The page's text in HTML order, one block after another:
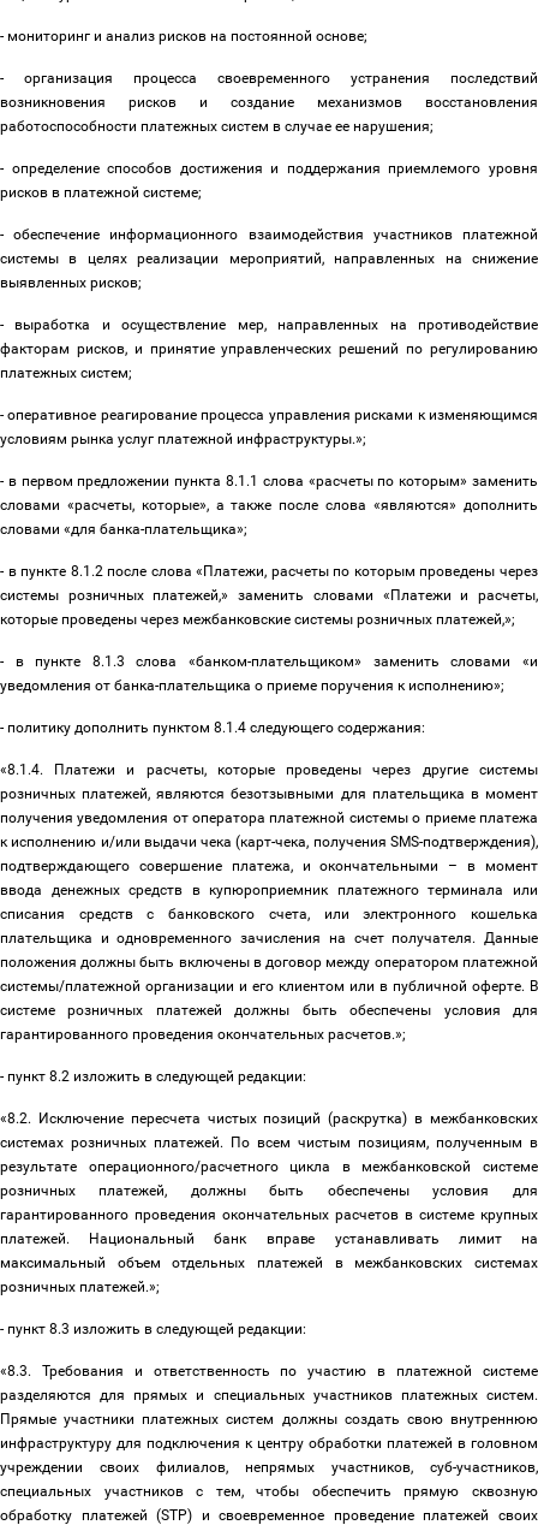
- мониторинг и анализ рисков на постоянной основе;
- организация процесса своевременного устранения последствий
возникновения рисков и создание механизмов восстановления
работоспособности платежных систем в случае ее нарушения;
- определение способов достижения и поддержания приемлемого уровня
рисков в платежной системе;
- обеспечение информационного взаимодействия участников платежной
системы в целях реализации мероприятий, направленных на снижение
выявленных рисков;
- выработка и осуществление мер, направленных на противодействие
факторам рисков, и принятие управленческих решений по регулированию
платежных систем;
- оперативное реагирование процесса управления рисками к изменяющимся
условиям рынка услуг платежной инфраструктуры.»;
- в первом предложении пункта 8.1.1 слова «расчеты по которым» заменить
словами «расчеты, которые», а также после слова «являются» дополнить
словами «для банка-плательщика»;
- в пункте 8.1.2 после слова «Платежи, расчеты по которым проведены через
системы розничных платежей,» заменить словами «Платежи и расчеты,
которые проведены через межбанковские системы розничных платежей,»;
- в пункте 8.1.3 слова «банком-плательщиком» заменить словами «и
уведомления от банка-плательщика о приеме поручения к исполнению»;
- политику дополнить пунктом 8.1.4 следующего содержания:
«8.1.4. Платежи и расчеты, которые проведены через другие системы
розничных платежей, являются безотзывными для плательщика в момент
получения уведомления от оператора платежной системы о приеме платежа
к исполнению и/или выдачи чека (карт-чека, получения SMS-подтверждения),
подтверждающего совершение платежа, и окончательными – в момент
ввода денежных средств в купюроприемник платежного терминала или
списания средств с банковского счета, или электронного кошелька
плательщика и одновременного зачисления на счет получателя. Данные
положения должны быть включены в договор между оператором платежной
системы/платежной организации и его клиентом или в публичной оферте. В
системе розничных платежей должны быть обеспечены условия для
гарантированного проведения окончательных расчетов.»;
- пункт 8.2 изложить в следующей редакции:
«8.2. Исключение пересчета чистых позиций (раскрутка) в межбанковских
системах розничных платежей. По всем чистым позициям, полученным в
результате операционного/расчетного цикла в межбанковской системе
розничных платежей, должны быть обеспечены условия для
гарантированного проведения окончательных расчетов в системе крупных
платежей. Национальный банк вправе устанавливать лимит на
максимальный объем отдельных платежей в межбанковских системах
розничных платежей.»;
- пункт 8.3 изложить в следующей редакции:
«8.3. Требования и ответственность по участию в платежной системе
разделяются для прямых и специальных участников платежных систем.
Прямые участники платежных систем должны создать свою внутреннюю
инфраструктуру для подключения к центру обработки платежей в головном
учреждении своих филиалов, непрямых участников, суб-участников,
специальных участников с тем, чтобы обеспечить прямую сквозную
обработку платежей (STP) и своевременное проведение платежей своих